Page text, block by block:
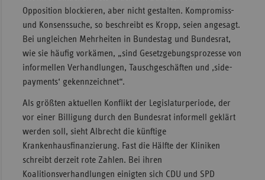
Opposition blockieren, aber nicht gestalten. Kompromiss-
und Konsenssuche, so beschreibt es Kropp, seien angesagt.
Bei ungleichen Mehrheiten in Bundestag und Bundesrat,
wie sie häufig vorkämen, „sind Gesetzgebungsprozesse von
informellen Verhandlungen, Tauschgeschäften und ‚side-
payments‘ gekennzeichnet“.
Als größten aktuellen Konflikt der Legislaturperiode, der
vor einer Billigung durch den Bundesrat informell geklärt
werden soll, sieht Albrecht die künftige
Krankenhausfinanzierung. Fast die Hälfte der Kliniken
schreibt derzeit rote Zahlen. Bei ihren
Koalitionsverhandlungen einigten sich CDU und SPD